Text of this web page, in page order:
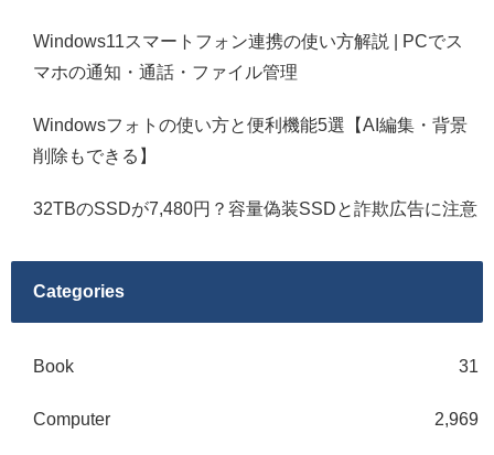
Windows11スマートフォン連携の使い方解説 | PCでス
マホの通知・通話・ファイル管理
Windowsフォトの使い方と便利機能5選【AI編集・背景
削除もできる】
32TBのSSDが7,480円？容量偽装SSDと詐欺広告に注意
Categories
Book 31
Computer 2,969